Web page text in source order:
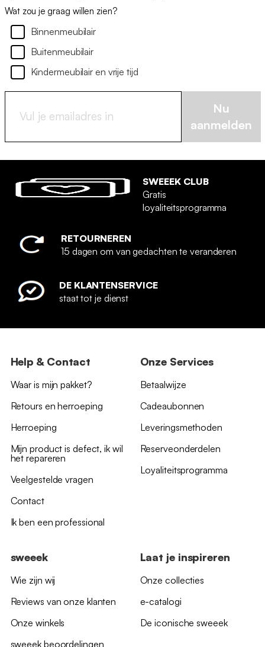
Wat zou je graag willen zien?
Binnenmeubilair
Buitenmeubilair
Kindermeubilair en vrije tijd
Nu
aanmelden
SWEEEK CLUB
Gratis
loyaliteitsprogramma
RETOURNEREN
15 dagen om van gedachten te veranderen
DE KLANTENSERVICE
staat tot je dienst
Help & Contact
Waar is mijn pakket?
Retours en herroeping
Herroeping
Mijn product is defect, ik wil
het repareren
Veelgestelde vragen
Contact
Ik ben een professional
Onze Services
Betaalwijze
Cadeaubonnen
Leveringsmethoden
Reserveonderdelen
Loyaliteitsprogramma
sweeek
Wie zijn wij
Reviews van onze klanten
Onze winkels
sweeek beoordelingen
Laat je inspireren
Onze collecties
e-catalogi
De iconische sweeek